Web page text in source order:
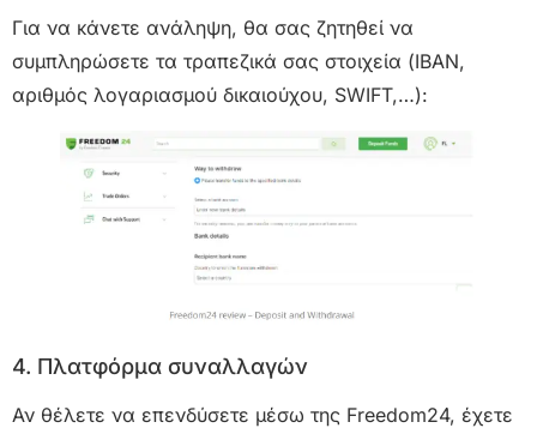
Για να κάνετε ανάληψη, θα σας ζητηθεί να
συμπληρώσετε τα τραπεζικά σας στοιχεία (IBAN,
αριθμός λογαριασμού δικαιούχου, SWIFT,…):
4. Πλατφόρμα συναλλαγών
Αν θέλετε να επενδύσετε μέσω της Freedom24, έχετε